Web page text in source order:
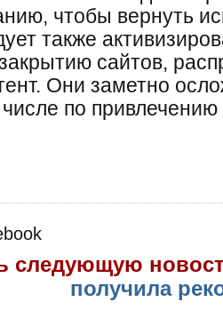
чтобы вернуть
также
сайтов,
Они заметно
по привлечению
следующую
получила